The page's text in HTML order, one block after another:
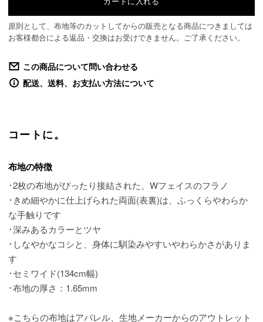
原則として、布地等のカットしてからの販売となる商品につきましては
お客様都合による返品・交換はお受けできません。ご了承ください。
この商品について問い合わせる
配送、送料、お支払い方法について
コートに。
布地の特徴
･2枚の布地がぴったり接結された、Wフェイスのフラノ
･きめ細やかに仕上げられた両面(表裏)は、ふっくらやわらか
な手触りです
･深みあるカラーとツヤ
･しなやかなコシと、身体に馴染みやすいやわらかさがありま
す
･セミワイド(134cm幅)
･布地の厚さ：1.65mm
※こちらの布地はアパレル、生地メーカーからのアウトレット